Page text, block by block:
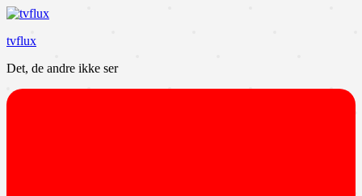
Videre
indhold
tvflux
Det, de andre ikke ser